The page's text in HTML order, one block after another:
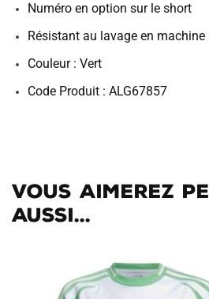
Numéro en option sur le short
Résistant au lavage en machine
Couleur : Vert
Code Produit : ALG67857
Vous aimerez
aussi...